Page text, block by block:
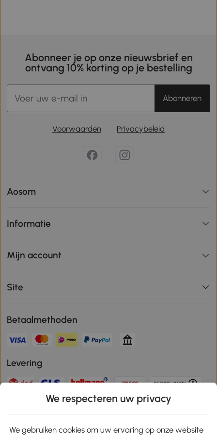
Abonneer je op onze nieuwsbrief en
ontvang 10% korting op je bestelling
Abonneren
Voorwaarden Privacybeleid
Aosom
Informatie
Mijn account
Site
Betaalmethoden
Levering
Veilige betaling
We respecteren uw privacy
We gebruiken cookies om uw ervaring op onze website